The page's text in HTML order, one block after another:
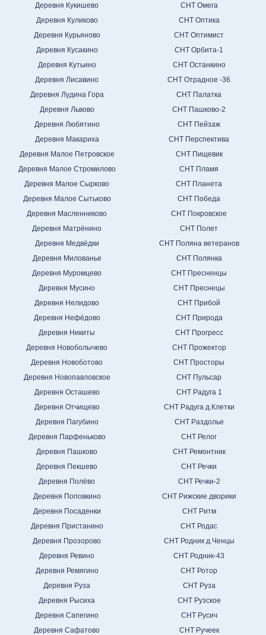
Деревня Кукишево
Деревня Куликово
Деревня Курьяново
Деревня Кусакино
Деревня Кутьино
Деревня Лисавино
Деревня Лудина Гора
Деревня Львово
Деревня Любятино
Деревня Макариха
Деревня Малое Петровское
Деревня Малое Стромилово
Деревня Малое Сырково
Деревня Малое Сытьково
Деревня Масленниково
Деревня Матрёнино
Деревня Медвёдки
Деревня Милованье
Деревня Муромцево
Деревня Мусино
Деревня Нелидово
Деревня Нефёдово
Деревня Никиты
Деревня Новоболычево
Деревня Новоботово
Деревня Новопавловское
Деревня Осташево
Деревня Отчищево
Деревня Пагубино
Деревня Парфеньково
Деревня Пашково
Деревня Пекшево
Деревня Полёво
Деревня Поповкино
Деревня Посаденки
Деревня Пристанино
Деревня Прозорово
Деревня Ревино
Деревня Ремягино
Деревня Руза
Деревня Рысиха
Деревня Сапегино
Деревня Сафатово
СНТ Омега
СНТ Оптика
СНТ Оптимист
СНТ Орбита-1
СНТ Останкино
СНТ Отрадное -36
СНТ Палатка
СНТ Пашково-2
СНТ Пейзаж
СНТ Перспектива
СНТ Пищевик
СНТ Пламя
СНТ Планета
СНТ Победа
СНТ Покровское
СНТ Полет
СНТ Поляна ветеранов
СНТ Полянка
СНТ Пресненцы
СНТ Преснецы
СНТ Прибой
СНТ Природа
СНТ Прогресс
СНТ Прожектор
СНТ Просторы
СНТ Пульсар
СНТ Радуга 1
СНТ Радуга д.Клетки
СНТ Раздолье
СНТ Релог
СНТ Ремонтник
СНТ Речки
СНТ Речки-2
СНТ Рижские дворики
СНТ Ритм
СНТ Родас
СНТ Родник д.Ченцы
СНТ Родник-43
СНТ Ротор
СНТ Руза
СНТ Рузское
СНТ Русич
СНТ Ручеек